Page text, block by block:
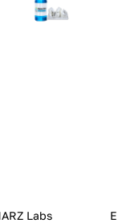
Labs